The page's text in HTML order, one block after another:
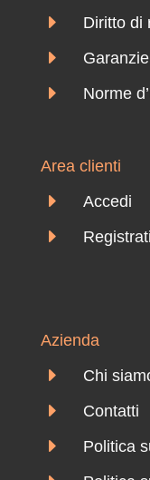
E Diritto di
E Garanzie
E Norme
Area clienti
E Accedi
E Registrati
Azienda
E Chi
E Contatti
E Politica